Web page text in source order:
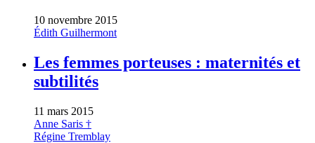
10 novembre 2015
Édith Guilhermont
Les femmes porteuses : maternités et
subtilités
11 mars 2015
Anne Saris †
Régine Tremblay